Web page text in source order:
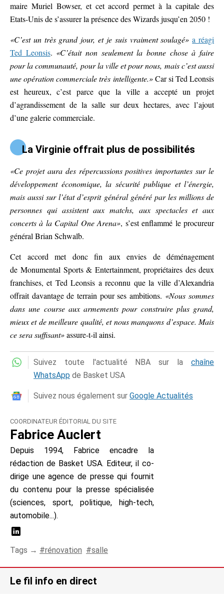
maire Muriel Bowser, et cet accord permet à la capitale des
Etats-Unis de s’assurer la présence des Wizards jusqu’en 2050 !
«C’est un très grand jour, et je suis vraiment soulagé» a réagi
Ted Leonsis. «C’était non seulement la bonne chose à faire
pour la communauté, pour la ville et pour nous, mais c’est aussi
une opération commerciale très intelligente.»Car si Ted Leonsis
est heureux, c’est parce que la ville a accepté un projet
d’agrandissement de la salle sur deux hectares, avec l’ajout
d’une galerie commerciale.
La Virginie offrait plus de possibilités
«Ce projet aura des répercussions positives importantes sur le
développement économique, la sécurité publique et l’énergie,
mais aussi sur l’état d’esprit général généré par les millions de
personnes qui assistent aux matchs, aux spectacles et aux
concerts à la Capital One Arena», s’est enflammé le procureur
général Brian Schwalb.
Cet accord met donc fin aux envies de déménagement
de Monumental Sports & Entertainment, propriétaires des deux
franchises, et Ted Leonsis a reconnu que la ville d’Alexandria
offrait davantage de terrain pour ses ambitions. «Nous sommes
dans une course aux armements pour construire plus grand,
mieux et de meilleure qualité, et nous manquons d’espace. Mais
ce sera suffisant»assure-t-il ainsi.
Suivez toute l'actualité NBA sur la chaîne
WhatsApp de Basket USA
Suivez nous également sur Google Actualités
COORDINATEUR ÉDITORIAL DU SITE
Fabrice Auclert
Depuis 1994, Fabrice encadre la
rédaction de Basket USA. Editeur, il co-
dirige une agence de presse qui fournit
du contenu pour la presse spécialisée
(sciences, sport, politique, high-tech,
automobile...).
Tags → rénovation salle
Le fil info en direct